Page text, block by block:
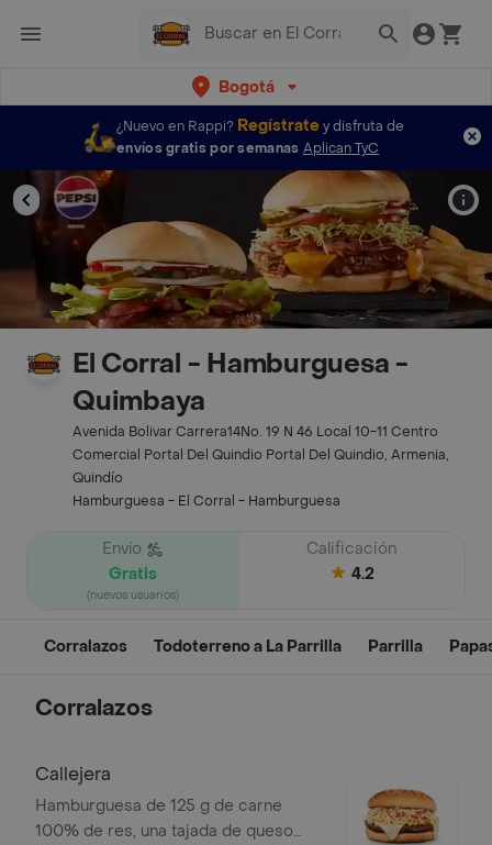
Bogotá
¿Nuevo en Rappi? Regístratey disfruta de
envíos gratis por semanas Aplican TyC
El Corral - Hamburguesa -
Quimbaya
Avenida Bolivar Carrera14No. 19 N 46 Local 10-11 Centro
Comercial Portal Del Quindio Portal Del Quindio, Armenia,
Quindío
Hamburguesa - El Corral - Hamburguesa
Envío
Gratis
(nuevos usuarios)
Calificación
4.2
Corralazos Todoterreno a La Parrilla Parrilla
Corralazos
Callejera
Hamburguesa de 125 g de carne
100% de res, una tajada de queso